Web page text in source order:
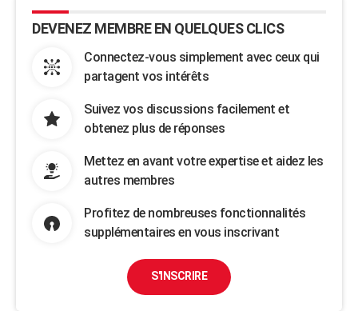
DEVENEZ MEMBRE EN QUELQUES CLICS
Connectez-vous simplement avec ceux qui
partagent vos intérêts
Suivez vos discussions facilement et
obtenez plus de réponses
Mettez en avant votre expertise et aidez les
autres membres
Profitez de nombreuses fonctionnalités
supplémentaires en vous inscrivant
S'INSCRIRE